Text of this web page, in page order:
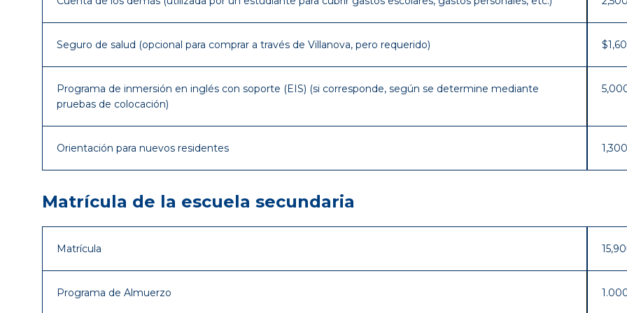
Seguro de salud (opcional para comprar a través de Villanova, pero requerido)
Programa de inmersión en inglés con soporte (EIS) (si corresponde, según se determine mediante
pruebas de colocación)
Orientación para nuevos residentes 1,300
Matrícula de la escuela secundaria
Matrícula
Programa de Almuerzo